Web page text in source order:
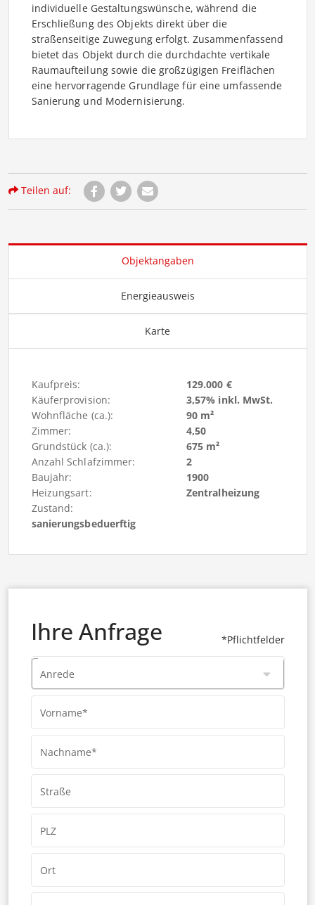
individuelle Gestaltungswünsche, während die
Erschließung des Objekts direkt über die
straßenseitige Zuwegung erfolgt. Zusammenfassend
bietet das Objekt durch die durchdachte vertikale
Raumaufteilung sowie die großzügigen Freiflächen
eine hervorragende Grundlage für eine umfassende
Sanierung und Modernisierung.
Teilen auf:
Objektangaben
Energieausweis
Karte
Kaufpreis:
129.000 €
Käuferprovision:
3,57% inkl. MwSt.
Wohnfläche (ca.):
90 m²
Zimmer:
4,50
Grundstück (ca.):
675 m²
Anzahl Schlafzimmer:
2
Baujahr:
1900
Heizungsart:
Zentralheizung
Zustand:
sanierungsbeduerftig
*Pflichtfelder
Ihre Anfrage
Anrede
Vorname*
Nachname*
Straße
PLZ
Ort